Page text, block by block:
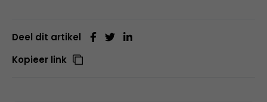
Deel dit artikel
Kopieer link